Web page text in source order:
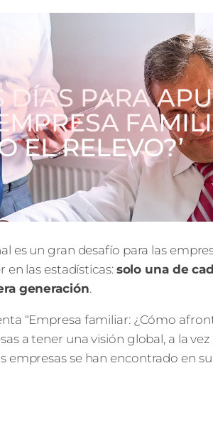
DÍAS PARA
EL RELEVO?’
es un gran desafío para las
en las estadísticas: solo una de
generación.
“Empresa familiar: ¿Cómo
a tener una visión global, a la
empresas se han encontrado en